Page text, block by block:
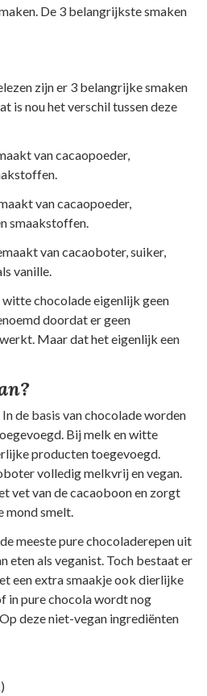
De 3 belangrijkste smaken
zijn er 3 belangrijke smaken
is nou het verschil tussen deze
van cacaopoeder,
van cacaopoeder,
smaakstoffen.
van cacaoboter, suiker,
vanille.
chocolade eigenlijk geen
doordat er geen
Maar dat het eigenlijk een
de basis van chocolade worden
Bij melk en witte
producten toegevoegd.
volledig melkvrij en vegan.
vet van de cacaoboon en zorgt
mond smelt.
meeste pure chocoladerepen uit
eten als veganist. Toch bestaat er
een extra smaakje ook dierlijke
in pure chocola wordt nog
deze niet-vegan ingrediënten